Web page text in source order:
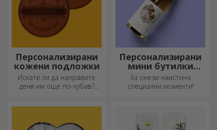
чаши от матирано
стъкло
Персонализирани чаши, с
които да се наслаждавате
всеки ден!
отварачки за
бутилки и
тирбушони
Идеални за любителите на
бира и вино, отварачките
за бутилки и тирбушоните
могат да придобият изцяло
нов вид, когато са
персонализирани.